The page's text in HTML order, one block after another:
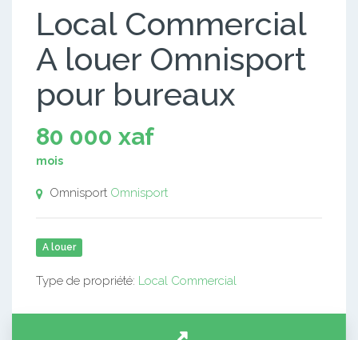
Local Commercial
A louer Omnisport
pour bureaux
80 000 xaf
mois
Omnisport Omnisport
A louer
Type de propriété: Local Commercial